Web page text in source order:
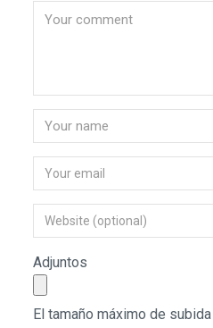
Adjuntos
El tamaño máximo de